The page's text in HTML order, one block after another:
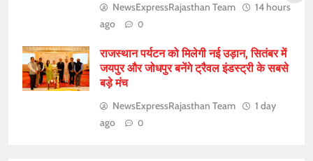
NewsExpressRajasthan Team
14 hours
ago
0
राजस्थान पर्यटन को मिलेगी नई उड़ान, सितंबर में
जयपुर और जोधपुर बनेंगे ट्रैवल इंडस्ट्री के सबसे
बड़े मंच
NewsExpressRajasthan Team
1 day
ago
0